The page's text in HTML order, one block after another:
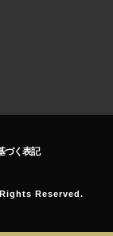
づく表記
Reserved.